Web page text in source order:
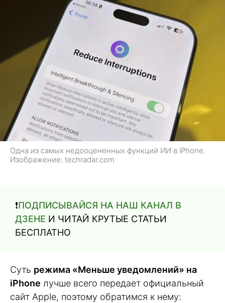
Одна из самых недооцененных функций ИИ в iPhone.
Изображение: techradar.com
❗️ПОДПИСЫВАЙСЯ НА НАШ КАНАЛ В
ДЗЕНЕ И ЧИТАЙ КРУТЫЕ СТАТЬИ
БЕСПЛАТНО
Суть режима «Меньше уведомлений» на
iPhone лучше всего передает официальный
сайт Apple, поэтому обратимся к нему: